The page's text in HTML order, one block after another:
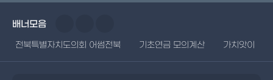
배너모음
전북특별자치도의회 어썸전북 기초연금 모의계산 가치앗이